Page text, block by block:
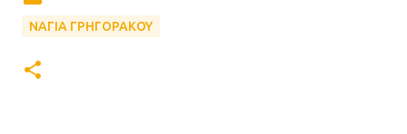
ΝΑΓΙΑ ΓΡΗΓΟΡΑΚΟΥ